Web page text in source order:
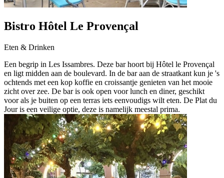
Bistro Hôtel Le Provençal
Eten & Drinken
Een begrip in Les Issambres. Deze bar hoort bij Hôtel le Provençal
en ligt midden aan de boulevard. In de bar aan de straatkant kun je 's
ochtends met een kop koffie en croissantje genieten van het mooie
zicht over zee. De bar is ook open voor lunch en diner, geschikt
voor als je buiten op een terras iets eenvoudigs wilt eten. De Plat du
Jour is een veilige optie, deze is namelijk meestal prima.